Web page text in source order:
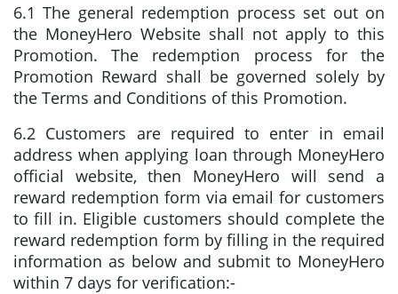
6.1 The general redemption process set out on
the MoneyHero Website shall not apply to this
Promotion. The redemption process for the
Promotion Reward shall be governed solely by
the Terms and Conditions of this Promotion.
6.2 Customers are required to enter in email
address when applying loan through MoneyHero
official website, then MoneyHero will send a
reward redemption form via email for customers
to fill in. Eligible customers should complete the
reward redemption form by filling in the required
information as below and submit to MoneyHero
within 7 days for verification:-